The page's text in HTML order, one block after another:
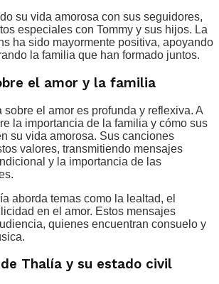
su vida amorosa con sus seguidores,
especiales con Tommy y sus hijos. La
ha sido mayormente positiva, apoyando
la familia que han formado juntos.
el amor y la familia
sobre el amor es profunda y reflexiva. A
la importancia de la familia y cómo sus
su vida amorosa. Sus canciones
valores, transmitiendo mensajes
y la importancia de las
aborda temas como la lealtad, el
en el amor. Estos mensajes
quienes encuentran consuelo y
Thalía y su estado civil